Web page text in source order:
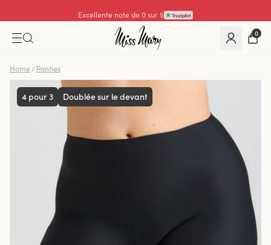
Excellente note de 0 sur 5
0
Home / Panties
4 pour 3 Doublée sur le devant